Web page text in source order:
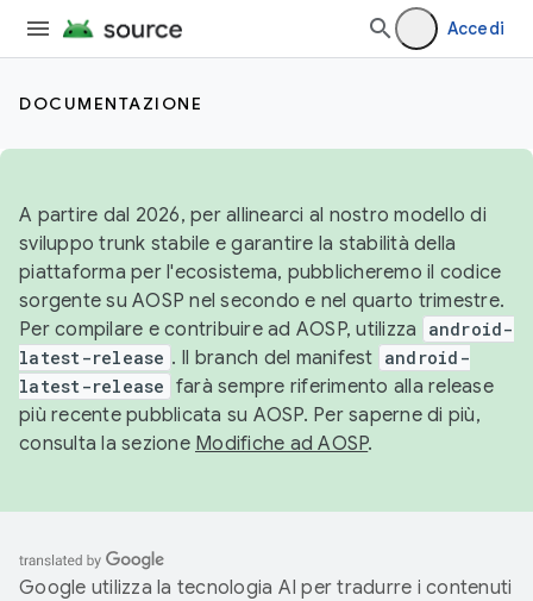
Accedi
DOCUMENTAZIONE
A partire dal 2026, per allinearci al nostro modello di
sviluppo trunk stabile e garantire la stabilità della
piattaforma per l'ecosistema, pubblicheremo il codice
sorgente su AOSP nel secondo e nel quarto trimestre.
Per compilare e contribuire ad AOSP, utilizza
android-
latest-release . Il branch del manifest android-
latest-release farà sempre riferimento alla release
più recente pubblicata su AOSP. Per saperne di più,
consulta la sezione Modifiche ad AOSP.
Google utilizza la tecnologia AI per tradurre i contenuti